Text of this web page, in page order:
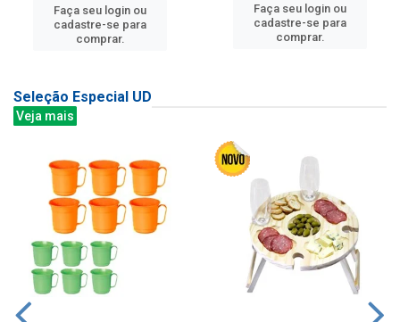
Faça seu login ou
cadastre-se para
comprar.
Faça seu login ou
cadastre-se para
comprar.
Seleção Especial UD
Veja mais